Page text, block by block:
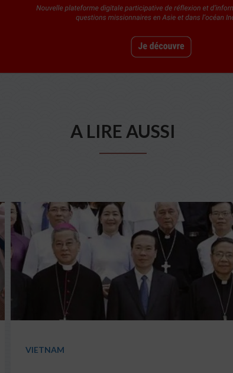
A LIRE AUSSI
VIETNAM